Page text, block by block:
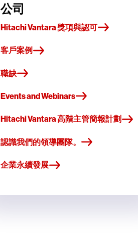
公司
Hitachi Vantara 獎項與認可
客戶案例
職缺
Events and Webinars
Hitachi Vantara 高階主管簡報計劃
認識我們的領導團隊。
企業永續發展